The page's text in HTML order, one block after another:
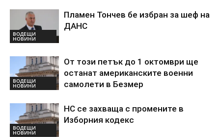
ВОДЕЩИ
НОВИНИ
Пламен Тончев бе избран за шеф на
ДАНС
ВОДЕЩИ
НОВИНИ
От този петък до 1 октомври ще
останат американските военни
самолети в Безмер
ВОДЕЩИ
НОВИНИ
НС се захваща с промените в
Изборния кодекс